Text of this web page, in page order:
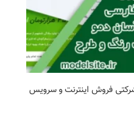
فروش اینترنت و سرویس